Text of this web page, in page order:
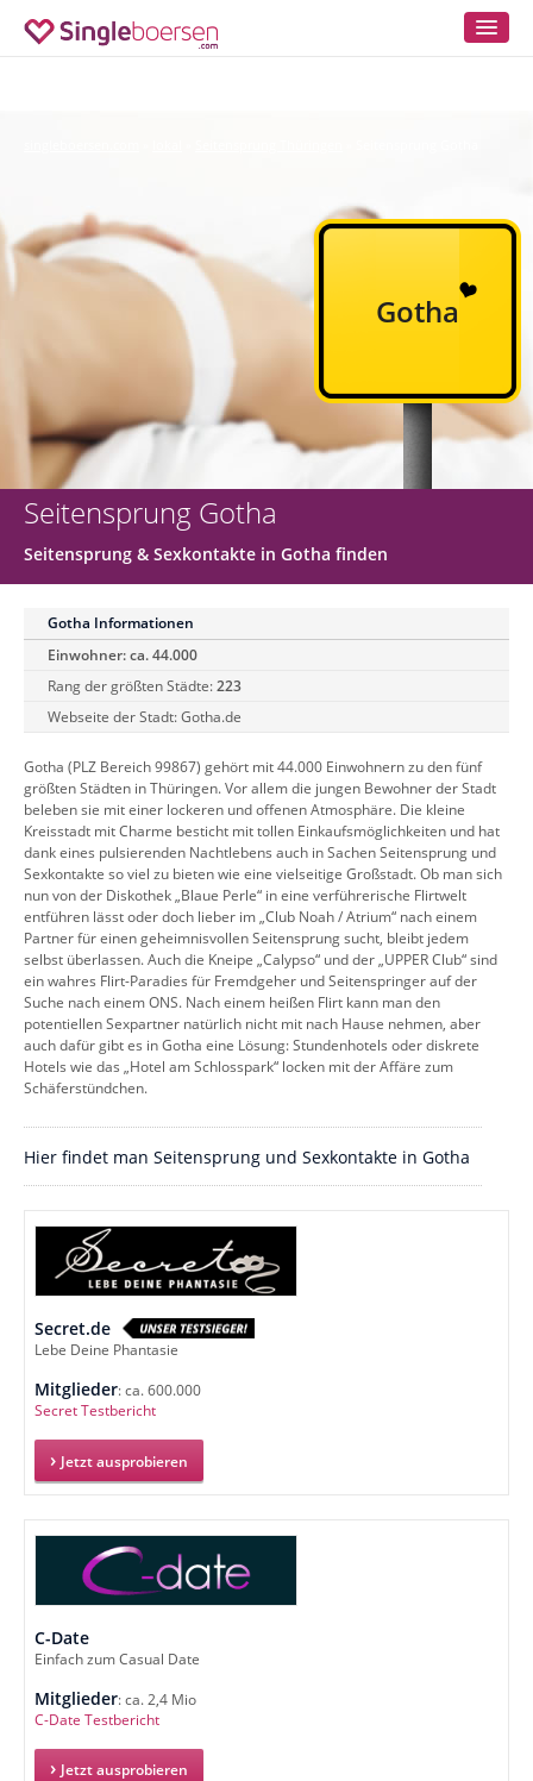
Seitensprung Gotha
Seitensprung & Sexkontakte in Gotha finden
Gotha
Gotha Informationen
Einwohner: ca. 44.000
Rang der größten Städte:223
Webseite der Stadt:Gotha.de
Gotha (PLZ Bereich 99867) gehört mit 44.000 Einwohnern zu den fünf
größten Städten in Thüringen. Vor allem die jungen Bewohner der Stadt
beleben sie mit einer lockeren und offenen Atmosphäre. Die kleine
Kreisstadt mit Charme besticht mit tollen Einkaufsmöglichkeiten und hat
dank eines pulsierenden Nachtlebens auch in Sachen Seitensprung und
Sexkontakte so viel zu bieten wie eine vielseitige Großstadt. Ob man sich
nun von der Diskothek „Blaue Perle“ in eine verführerische Flirtwelt
entführen lässt oder doch lieber im „Club Noah / Atrium“ nach einem
Partner für einen geheimnisvollen Seitensprung sucht, bleibt jedem
selbst überlassen. Auch die Kneipe „Calypso“ und der „UPPER Club“ sind
ein wahres Flirt-Paradies für Fremdgeher und Seitenspringer auf der
Suche nach einem ONS. Nach einem heißen Flirt kann man den
potentiellen Sexpartner natürlich nicht mit nach Hause nehmen, aber
auch dafür gibt es in Gotha eine Lösung: Stundenhotels oder diskrete
Hotels wie das „Hotel am Schlosspark“ locken mit der Affäre zum
Schäferstündchen.
Hier findet man Seitensprung und Sexkontakte in Gotha
Secret.de
Lebe Deine Phantasie
Mitglieder: ca. 600.000
Secret Testbericht
Jetzt ausprobieren
C-Date
Einfach zum Casual Date
Mitglieder: ca. 2,4 Mio
C-Date Testbericht
Jetzt ausprobieren